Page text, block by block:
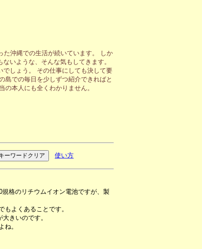
た沖縄での生活が続いています。 しか
いような、そんな気もしてきます。
しょう。 その仕事にしても決して要
島での毎日を少しずつ紹介できればと
本人にも全くわかりません。
使い方
格のリチウムイオン電池ですが、製
よくあることです。
きいのです。
ね。